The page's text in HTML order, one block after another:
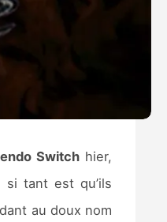
Switch hier,
tant est qu’ils
au doux nom